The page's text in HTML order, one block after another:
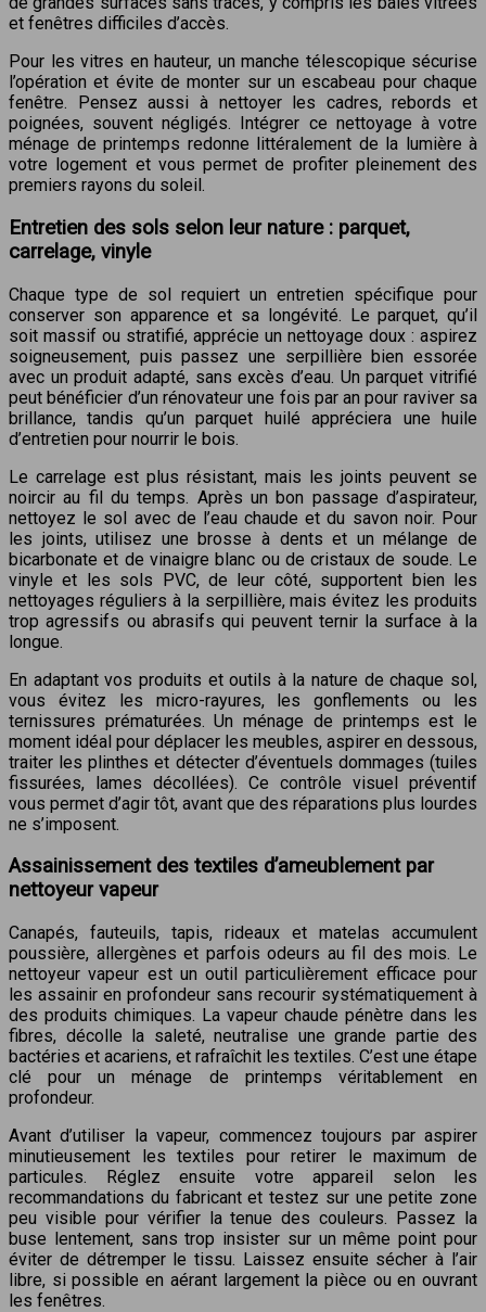
et fenêtres difficiles d’accès.
Pour les vitres en hauteur, un manche télescopique sécurise
l’opération et évite de monter sur un escabeau pour chaque
fenêtre. Pensez aussi à nettoyer les cadres, rebords et
poignées, souvent négligés. Intégrer ce nettoyage à votre
ménage de printemps redonne littéralement de la lumière à
votre logement et vous permet de profiter pleinement des
premiers rayons du soleil.
Entretien des sols selon leur nature : parquet,
carrelage, vinyle
Chaque type de sol requiert un entretien spécifique pour
conserver son apparence et sa longévité. Le parquet, qu’il
soit massif ou stratifié, apprécie un nettoyage doux : aspirez
soigneusement, puis passez une serpillière bien essorée
avec un produit adapté, sans excès d’eau. Un parquet vitrifié
peut bénéficier d’un rénovateur une fois par an pour raviver sa
brillance, tandis qu’un parquet huilé appréciera une huile
d’entretien pour nourrir le bois.
Le carrelage est plus résistant, mais les joints peuvent se
noircir au fil du temps. Après un bon passage d’aspirateur,
nettoyez le sol avec de l’eau chaude et du savon noir. Pour
les joints, utilisez une brosse à dents et un mélange de
bicarbonate et de vinaigre blanc ou de cristaux de soude. Le
vinyle et les sols PVC, de leur côté, supportent bien les
nettoyages réguliers à la serpillière, mais évitez les produits
trop agressifs ou abrasifs qui peuvent ternir la surface à la
longue.
En adaptant vos produits et outils à la nature de chaque sol,
vous évitez les micro-rayures, les gonflements ou les
ternissures prématurées. Un ménage de printemps est le
moment idéal pour déplacer les meubles, aspirer en dessous,
traiter les plinthes et détecter d’éventuels dommages (tuiles
fissurées, lames décollées). Ce contrôle visuel préventif
vous permet d’agir tôt, avant que des réparations plus lourdes
ne s’imposent.
Assainissement des textiles d’ameublement par
nettoyeur vapeur
Canapés, fauteuils, tapis, rideaux et matelas accumulent
poussière, allergènes et parfois odeurs au fil des mois. Le
nettoyeur vapeur est un outil particulièrement efficace pour
les assainir en profondeur sans recourir systématiquement à
des produits chimiques. La vapeur chaude pénètre dans les
fibres, décolle la saleté, neutralise une grande partie des
bactéries et acariens, et rafraîchit les textiles. C’est une étape
clé pour un ménage de printemps véritablement en
profondeur.
Avant d’utiliser la vapeur, commencez toujours par aspirer
minutieusement les textiles pour retirer le maximum de
particules. Réglez ensuite votre appareil selon les
recommandations du fabricant et testez sur une petite zone
peu visible pour vérifier la tenue des couleurs. Passez la
buse lentement, sans trop insister sur un même point pour
éviter de détremper le tissu. Laissez ensuite sécher à l’air
libre, si possible en aérant largement la pièce ou en ouvrant
les fenêtres.